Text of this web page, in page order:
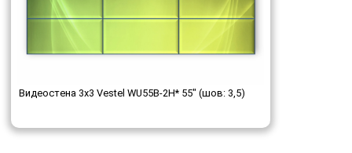
Видеостена 3x3 Vestel WU55B-2H* 55" (шов: 3,5)